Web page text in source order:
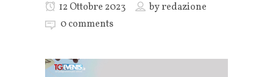
12 Ottobre 2023 byredazione
0 comments